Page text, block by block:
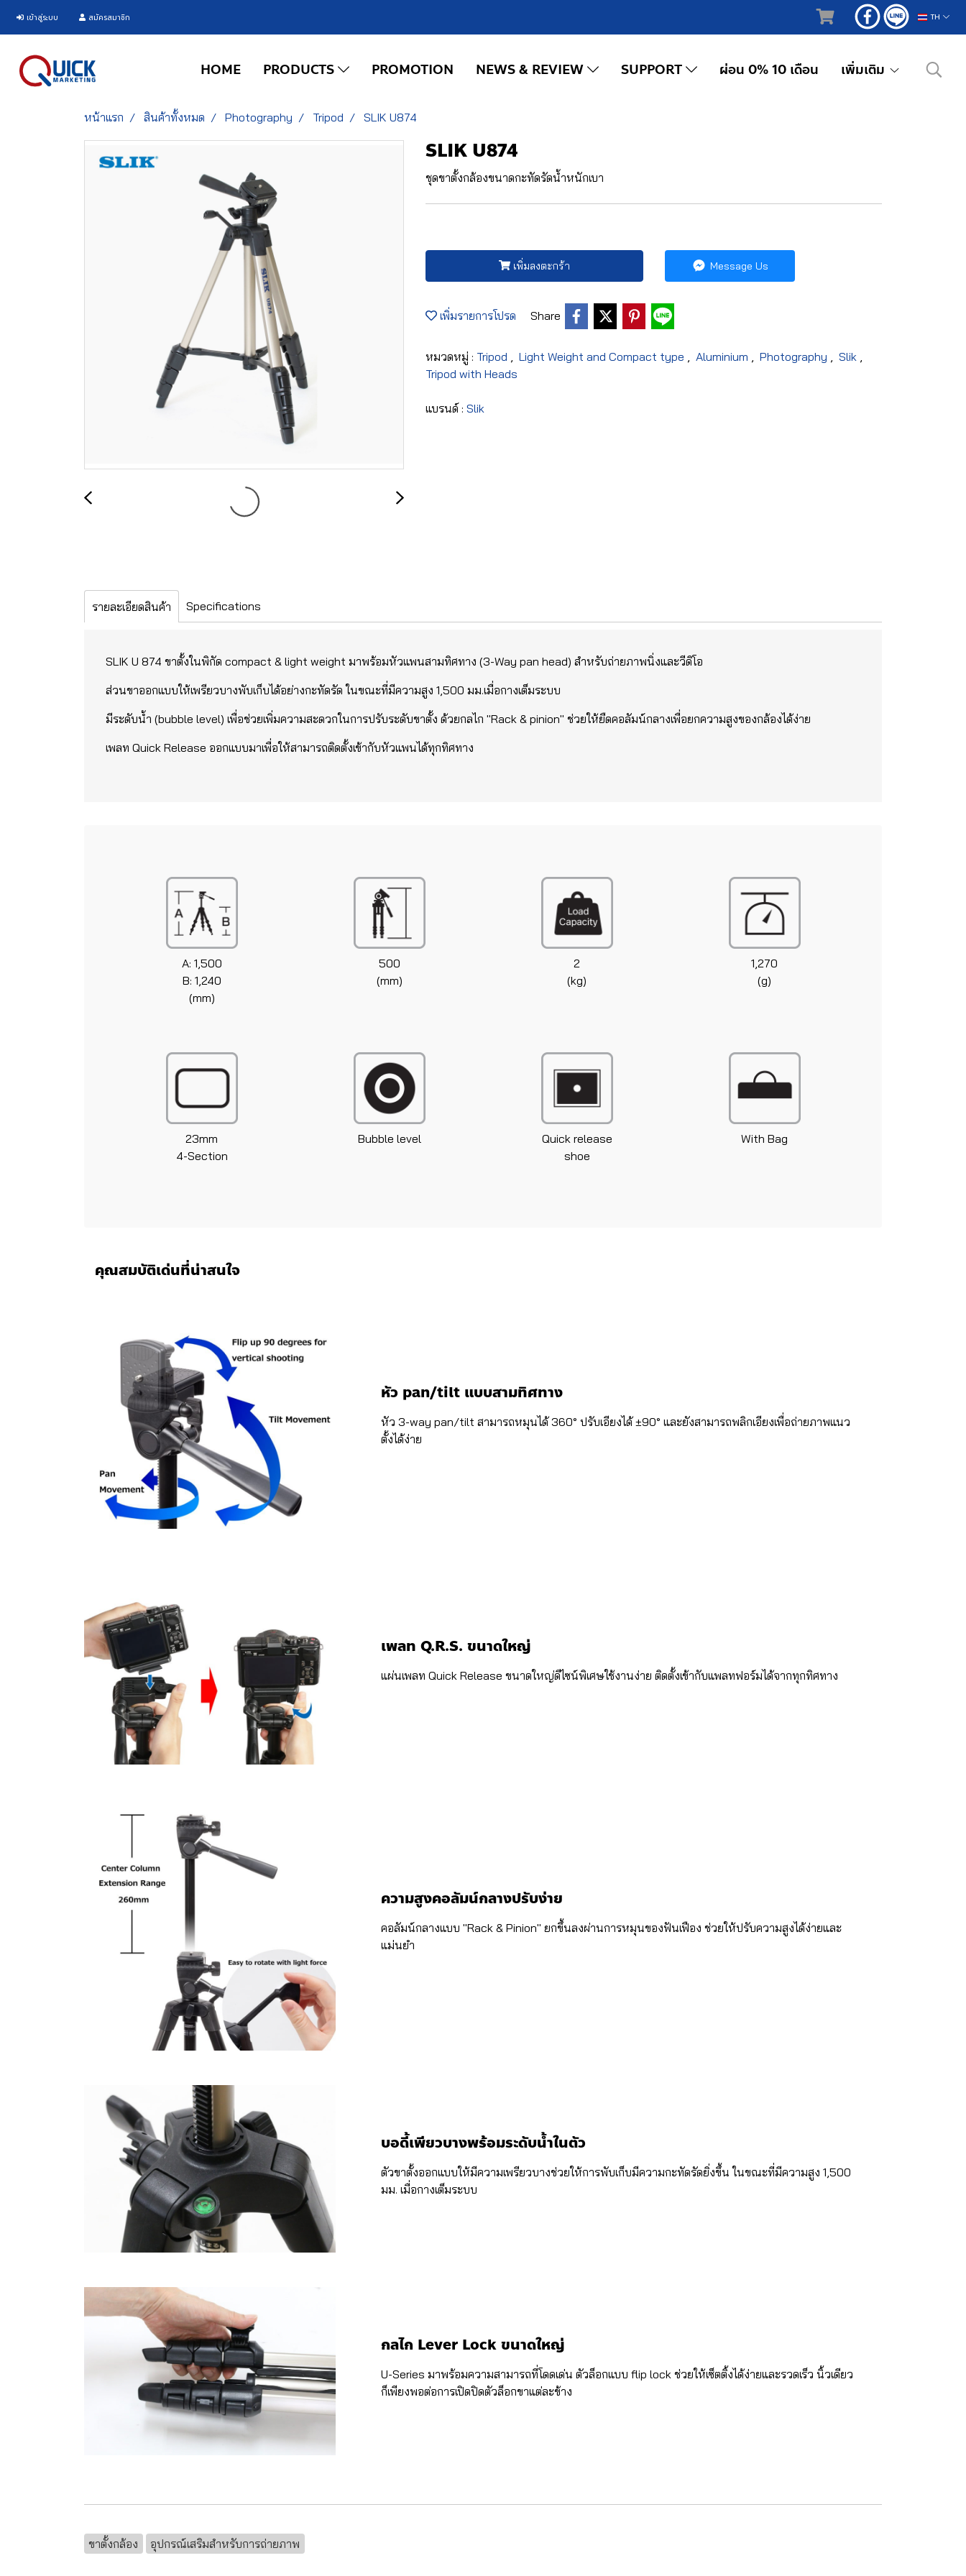
เข้าสู่ระบบ สมัครสมาชิก TH
HOME PRODUCTS PROMOTION NEWS & REVIEW SUPPORT ผ่อน 0% 10 เดือน เพิ่มเติม
หน้าแรก สินค้าทั้งหมด Photography Tripod SLIK U874
SLIK U874
ชุดขาตั้งกล้องขนาดกะทัดรัดน้ำหนักเบา
เพิ่มลงตะกร้า Message Us
เพิ่มรายการโปรด Share
หมวดหมู่ : Tripod Light Weight and Compact type Aluminium Photography Slik
Tripod with Heads
แบรนด์ : Slik
รายละเอียดสินค้า Specifications
SLIK U 874 ขาตั้งในพิกัด compact & light weight มาพร้อมหัวแพนสามทิศทาง (3-Way pan head) สำหรับถ่ายภาพนิ่งและวีดิโอ
ส่วนขาออกแบบให้เพรียวบางพับเก็บได้อย่างกะทัดรัด ในขณะที่มีความสูง 1,500 มม.เมื่อกางเต็มระบบ
มีระดับน้ำ (bubble level) เพื่อช่วยเพิ่มความสะดวกในการปรับระดับขาตั้ง ด้วยกลไก "Rack & pinion" ช่วยให้ยืดคอลัมน์กลางเพื่อยกความสูงของกล้องได้ง่าย
เพลท Quick Release ออกแบบมาเพื่อให้สามารถติดตั้งเข้ากับหัวแพนได้ทุกทิศทาง
A: 1,500
B: 1,240
(mm)
500
(mm)
2
(kg)
1,270
(g)
23mm
4-Section
Bubble level
Quick release
shoe
With Bag
คุณสมบัติเด่นที่น่าสนใจ
หัว pan/tilt แบบสามทิศทาง
หัว 3-way pan/tilt สามารถหมุนได้ 360° ปรับเอียงได้ ±90° และยังสามารถพลิกเอียงเพื่อถ่ายภาพแนว
ตั้งได้ง่าย
เพลท Q.R.S. ขนาดใหญ่
แผ่นเพลท Quick Release ขนาดใหญ่ดีไซน์พิเศษใช้งานง่าย ติดตั้งเข้ากับแพลทฟอร์มได้จากทุกทิศทาง
ความสูงคอลัมน์กลางปรับง่าย
คอลัมน์กลางแบบ "Rack & Pinion" ยกขึ้นลงผ่านการหมุนของฟันเฟือง ช่วยให้ปรับความสูงได้ง่ายและ
แม่นยำ
บอดี้เพียวบางพร้อมระดับน้ำในตัว
ตัวขาตั้งออกแบบให้มีความเพรียวบางช่วยให้การพับเก็บมีความกะทัดรัดยิ่งขึ้น ในขณะที่มีความสูง 1,500
มม. เมื่อกางเต็มระบบ
กลไก Lever Lock ขนาดใหญ่
U-Series มาพร้อมความสามารถที่โดดเด่น ตัวล็อกแบบ flip lock ช่วยให้เซ็ตติ้งได้ง่ายและรวดเร็ว นิ้วเดียว
ก็เพียงพอต่อการเปิดปิดตัวล็อกขาแต่ละข้าง
ขาตั้งกล้อง อุปกรณ์เสริมสำหรับการถ่ายภาพ